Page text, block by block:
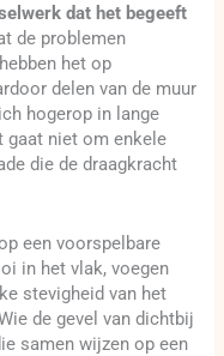
dat het begeeft
de problemen
het op
delen van de muur
hogerop in lange
gaat niet om enkele
die de draagkracht
een voorspelbare
in het vlak, voegen
stevigheid van het
de gevel van dichtbij
samen wijzen op een